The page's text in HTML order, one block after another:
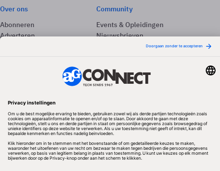
Over ons
Abonneren
Adverteren
Community
Events & Opleidingen
Nieuwsbrieven
Volg ons
Redactionele partner